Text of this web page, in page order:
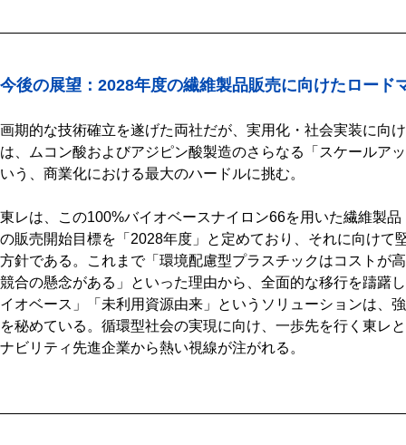
今後の展望：2028年度の繊維製品販売に向けたロード
画期的な技術確立を遂げた両社だが、実用化・社会実装に向
は、ムコン酸およびアジピン酸製造のさらなる「スケールア
いう、商業化における最大のハードルに挑む。
東レは、この100%バイオベースナイロン66を用いた繊維製
の販売開始目標を「2028年度」と定めており、それに向けて
方針である。これまで「環境配慮型プラスチックはコストが
競合の懸念がある」といった理由から、全面的な移行を躊躇
イオベース」「未利用資源由来」というソリューションは、
を秘めている。循環型社会の実現に向け、一歩先を行く東レ
ナビリティ先進企業から熱い視線が注がれる。